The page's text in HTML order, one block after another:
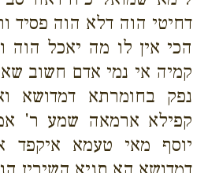
דחיטי הוה דלא הוה פסיד
הכי אין לו מה יאכל הוה
קמיה אי נמי אדם חשוב
נפק בחומרתא דמדושא
קפילא ארמאה שמע ר'
יוסף מאי טעמא איקפד